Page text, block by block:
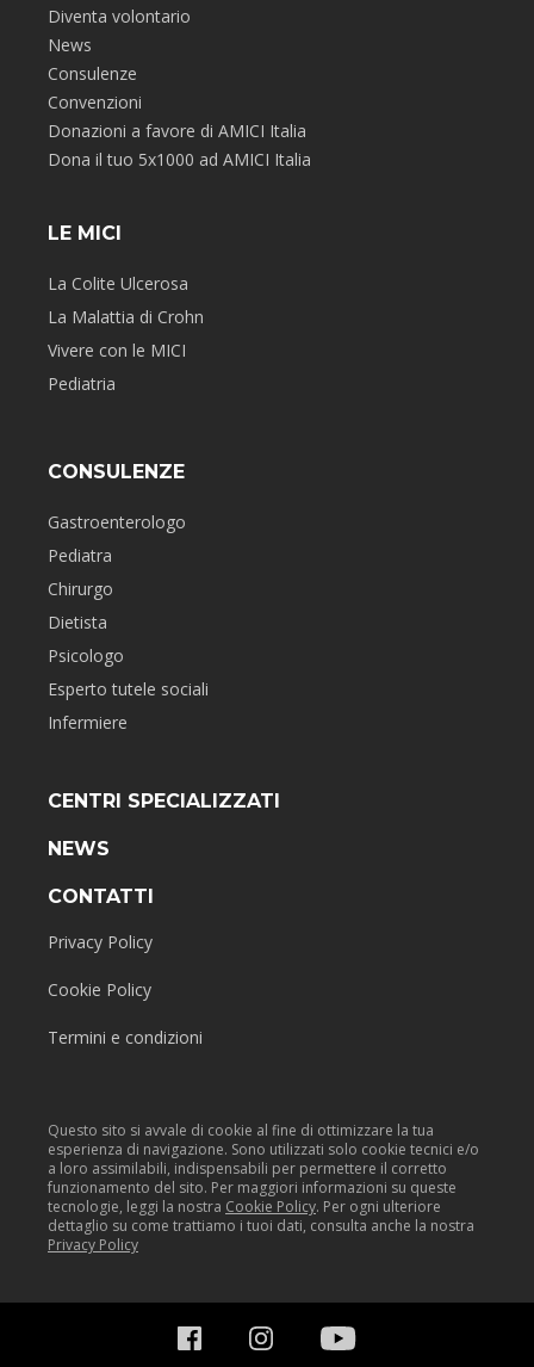
Diventa volontario
News
Consulenze
Convenzioni
Donazioni a favore di AMICI Italia
Dona il tuo 5x1000 ad AMICI Italia
LE MICI
La Colite Ulcerosa
La Malattia di Crohn
Vivere con le MICI
Pediatria
CONSULENZE
Gastroenterologo
Pediatra
Chirurgo
Dietista
Psicologo
Esperto tutele sociali
Infermiere
CENTRI SPECIALIZZATI
NEWS
CONTATTI
Privacy Policy
Cookie Policy
Termini e condizioni
Questo sito si avvale di cookie al fine di ottimizzare la tua
esperienza di navigazione. Sono utilizzati solo cookie tecnici e/o
a loro assimilabili, indispensabili per permettere il corretto
funzionamento del sito. Per maggiori informazioni su queste
tecnologie, leggi la nostra Cookie Policy. Per ogni ulteriore
dettaglio su come trattiamo i tuoi dati, consulta anche la nostra
Privacy Policy